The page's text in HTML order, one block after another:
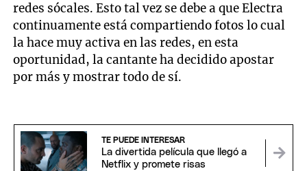
redes sócales. Esto tal vez se debe a que Electra
continuamente está compartiendo fotos lo cual
la hace muy activa en las redes, en esta
oportunidad, la cantante ha decidido apostar
por más y mostrar todo de sí.
TE PUEDE INTERESAR
La divertida película que llegó a
Netflix y promete risas